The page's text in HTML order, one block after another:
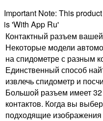
Important Note: This
is 'With App Ru'
Контактный разъем
Некоторые модели
на спидометре с разным
Единственный способ
извлечь спидометр и
Большой разъем имеет 32
контактов. Когда вы
подходящие